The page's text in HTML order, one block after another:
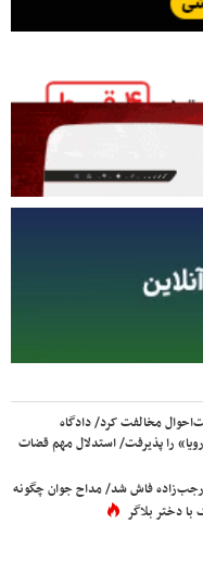
مخالفت کرد/ دادگاه
را پذیرفت/ استدلال مهم قضات
رجب‌زاده فاش شد/ مداح جوان چگونه
دختر بلاگر